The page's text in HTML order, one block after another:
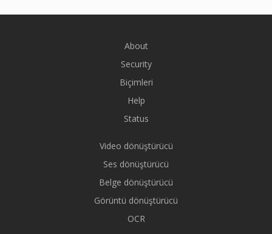
About
Security
Biçimleri
Help
Status
Video dönüştürücü
Ses dönüştürücü
Belge dönüştürücü
Görüntü dönüştürücü
OCR